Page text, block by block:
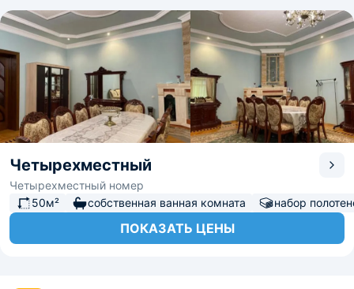
Четырехместный
Четырехместный номер
50м²
собственная ванная комната набор
ПОКАЗАТЬ ЦЕНЫ